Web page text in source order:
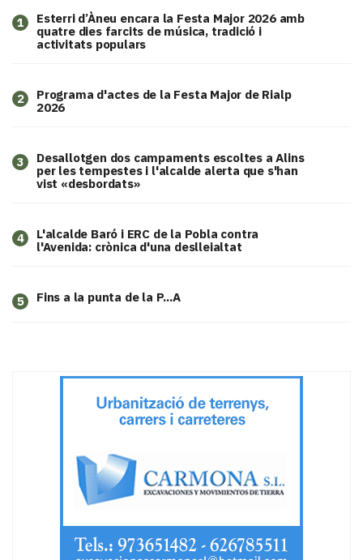
1
Esterri d’Àneu encara la Festa Major 2026 amb
quatre dies farcits de música, tradició i
activitats populars
2
Programa d'actes de la Festa Major de Rialp
2026
3
​Desallotgen dos campaments escoltes a Alins
per les tempestes i l'alcalde alerta que s'han
vist «desbordats»
4
L'alcalde Baró i ERC de la Pobla contra
l'Avenida: crònica d'una deslleialtat
5 Fins a la punta de la P...A